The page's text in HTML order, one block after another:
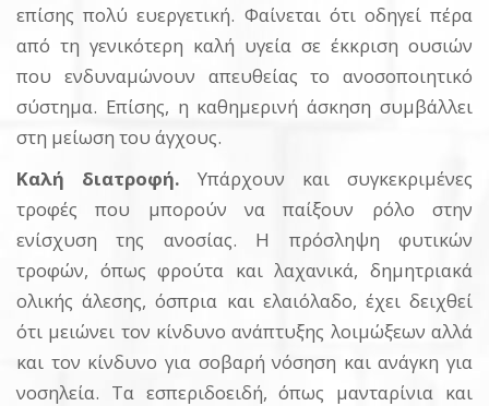
επίσης πολύ ευεργετική. Φαίνεται ότι οδηγεί πέρα
από τη γενικότερη καλή υγεία σε έκκριση ουσιών
που ενδυναμώνουν απευθείας το ανοσοποιητικό
σύστημα. Επίσης, η καθημερινή άσκηση συμβάλλει
στη μείωση του άγχους.
Καλή διατροφή. Υπάρχουν και συγκεκριμένες
τροφές που μπορούν να παίξουν ρόλο στην
ενίσχυση της ανοσίας. Η πρόσληψη φυτικών
τροφών, όπως φρούτα και λαχανικά, δημητριακά
ολικής άλεσης, όσπρια και ελαιόλαδο, έχει δειχθεί
ότι μειώνει τον κίνδυνο ανάπτυξης λοιμώξεων αλλά
και τον κίνδυνο για σοβαρή νόσηση και ανάγκη για
νοσηλεία. Τα εσπεριδοειδή, όπως μανταρίνια και